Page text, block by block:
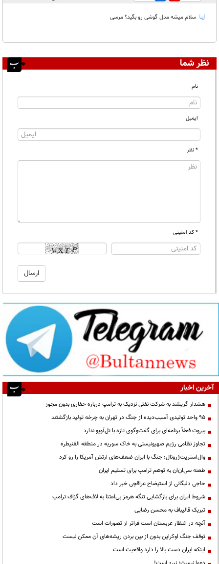
سلام میشه مدل گوشی رو بگید؟ مرسی
نظر شما
نام
ایمیل
* نظر
* کد امنیتی
آخرین اخبار
هشدار گرینلند به شرکت نفتی نزدیک به ترامپ درباره حفاری بدون مجوز
95 واحد تولیدی آسیب‌دیده از جنگ در تهران به چرخه تولید بازگشتند
بیروت فعلاً برنامه‌ای برای گفت‌وگوی تازه با تل‌آویو ندارد
تجاوز نظامی رژیم صهیونیستی به خاک سوریه در منطقه القنیطره
وال‌استریت‌ژرونال: جنگ با ایران ضعف‌های ارتش آمریکا را رو کرد
طعنه سی‌ان‌ان به توهم ترامپ برای تسلیم ایران
حاجی دلیگانی از استیضاح عراقچی خبر داد
شروط ایران برای بازگشایی تنگه هرمز بی‌اعتنا به لاف‌های گزاف ترامپ
تبریک قالیباف به محسن رضایی
آنچه در انتظار عربستان است فراتر از تصورات است
توقف جنگ اوکراین بدون از بین بردن ریشه‌های آن ممکن نیست
اینکه ایران دست بالا را دارد واقعیت است